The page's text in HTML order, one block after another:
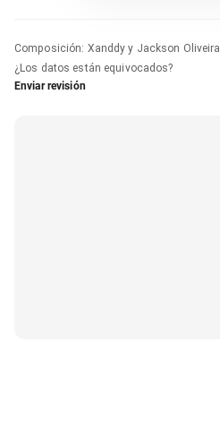
Composición: Xanddy y Jackson Oliveira
¿Los datos están equivocados?
Enviar revisión